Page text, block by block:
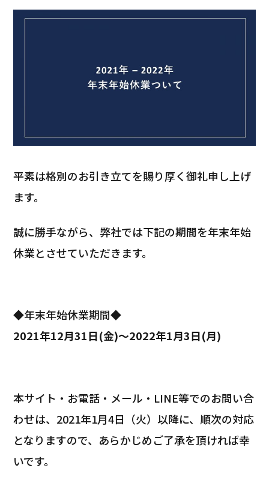
平素は格別のお引き立てを賜り厚く御礼申し上げ
ます。
誠に勝手ながら、弊社では下記の期間を年末年始
休業とさせていただきます。
◆年末年始休業期間◆
2021年12月31日(金)～2022年1月3日(月)
本サイト・お電話・メール・LINE等でのお問い合
わせは、2021年1月4日（火）以降に、順次の対応
となりますので、あらかじめご了承を頂ければ幸
いです。